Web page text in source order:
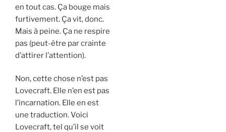
en tout cas. Ça bouge mais
furtivement. Ça vit, donc.
Mais à peine. Ça ne respire
pas (peut-être par crainte
d’attirer l’attention).
Non, cette chose n’est pas
Lovecraft. Elle n’en est pas
l’incarnation. Elle en est
une traduction. Voici
Lovecraft, tel qu’il se voit